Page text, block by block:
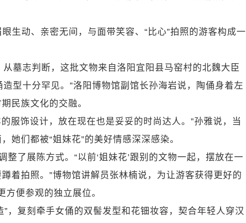
生动、亲密无间，与面带笑容、“比心”拍照的游客构成一
墓志判断，这批文物来自洛阳宜阳县马窑村的北魏大臣
型十分罕见。”洛阳博物馆副馆长孙海岩说，陶俑身着左
民族文化的交融。
服饰设计，放在现在也是妥妥的时尚达人。”孙雅说，当
她们都被“姐妹花”的美好情感深深感染。
整了展陈方式。“以前‘姐妹花’跟别的文物一起，摆放在一
着拍照。”博物馆讲解员张林楠说，为让游客获得更好的
便参观的独立展位。
，复刻牵手女俑的双髻发型和花钿妆容，契合年轻人穿汉